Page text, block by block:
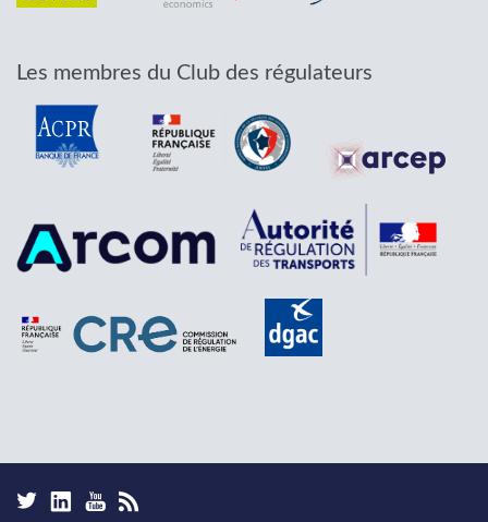
Les membres du Club des régulateurs